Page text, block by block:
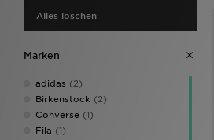
Alles löschen
Marken
adidas (2)
Birkenstock (2)
Converse (1)
Fila (1)